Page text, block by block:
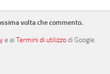
volta che commento.
e ai Termini di utilizzodi Google.